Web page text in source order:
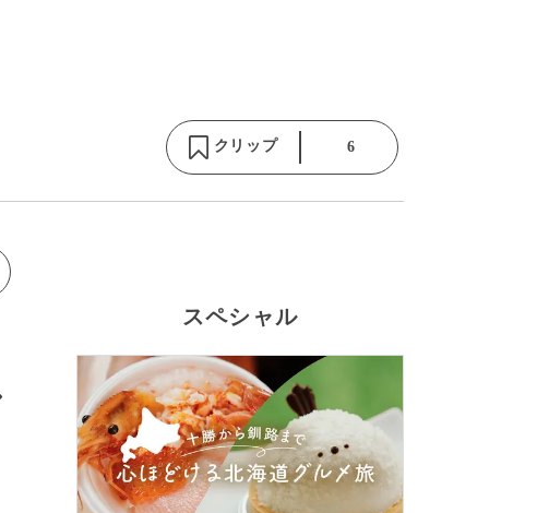
クリップ 6
スペシャル